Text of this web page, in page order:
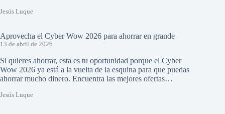
Jesús Luque
Aprovecha el Cyber Wow 2026 para ahorrar en grande
13 de abril de 2026
Si quieres ahorrar, esta es tu oportunidad porque el Cyber
Wow 2026 ya está a la vuelta de la esquina para que puedas
ahorrar mucho dinero. Encuentra las mejores ofertas…
Jesús Luque